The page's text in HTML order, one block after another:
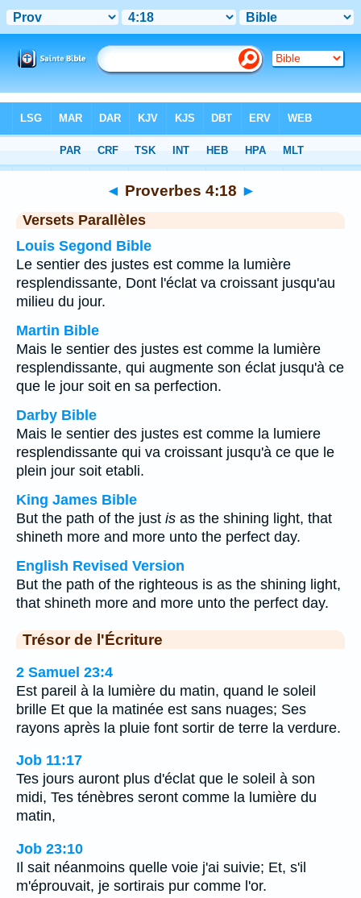
Chapitre 4> Verset 18
◄ Proverbes 4:18 ►
Versets Parallèles
Louis Segond Bible
Le sentier des justes est comme la lumière
resplendissante, Dont l'éclat va croissant jusqu'au
milieu du jour.
Martin Bible
Mais le sentier des justes est comme la lumière
resplendissante, qui augmente son éclat jusqu'à ce
que le jour soit en sa perfection.
Darby Bible
Mais le sentier des justes est comme la lumiere
resplendissante qui va croissant jusqu'à ce que le
plein jour soit etabli.
King James Bible
But the path of the just is as the shining light, that
shineth more and more unto the perfect day.
English Revised Version
But the path of the righteous is as the shining light,
that shineth more and more unto the perfect day.
Trésor de l'Écriture
2 Samuel 23:4
Est pareil à la lumière du matin, quand le soleil
brille Et que la matinée est sans nuages; Ses
rayons après la pluie font sortir de terre la verdure.
Job 11:17
Tes jours auront plus d'éclat que le soleil à son
midi, Tes ténèbres seront comme la lumière du
matin,
Job 23:10
Il sait néanmoins quelle voie j'ai suivie; Et, s'il
m'éprouvait, je sortirais pur comme l'or.